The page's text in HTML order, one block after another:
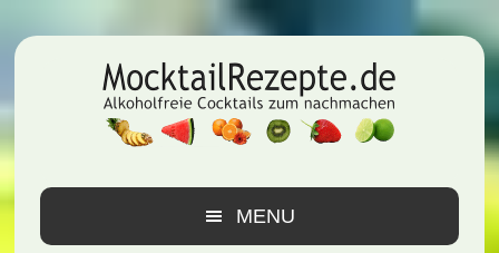
Hauptnavigation
Inhalt
Seitenspalte
MENU